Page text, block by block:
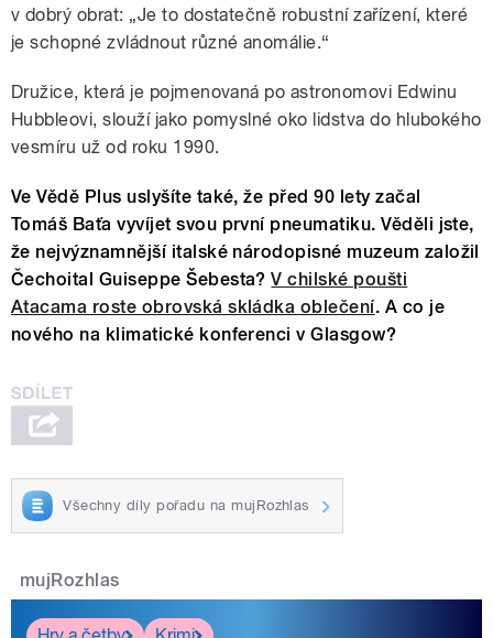
v dobrý obrat: „Je to dostatečně robustní zařízení, které
je schopné zvládnout různé anomálie.“
Družice, která je pojmenovaná po astronomovi Edwinu
Hubbleovi, slouží jako pomyslné oko lidstva do hlubokého
vesmíru už od roku 1990.
Ve Vědě Plus uslyšíte také, že před 90 lety začal
Tomáš Baťa vyvíjet svou první pneumatiku. Věděli jste,
že nejvýznamnější italské národopisné muzeum založil
Čechoital Guiseppe Šebesta?V chilské poušti
Atacama roste obrovská skládka oblečení. A co je
nového na klimatické konferenci v Glasgow?
Všechny díly pořadu na mujRozhlas
mujRozhlas